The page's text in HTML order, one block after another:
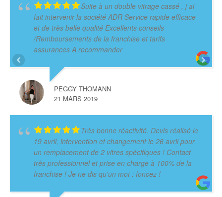
Suite à un double vitrage cassé , j ai
fait intervenir la société ADR Service rapide efficace
et de très belle qualité Excellents conseils
/Remboursements de la franchise et tarifs
assurances A recommander
PEGGY THOMANN
21 MARS 2019
Très bonne réactivité. Devis réalisé le
19 avril, intervention et changement le 26 avril pour
un remplacement de 2 vitres spécifiques ! Contact
très professionnel et prise en charge à 100% de la
franchise ! Je ne dis qu'un mot : foncez !